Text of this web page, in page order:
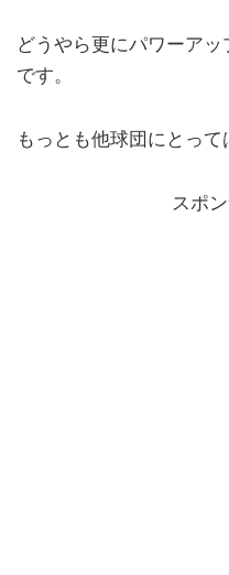
どうやら更にパワーア
です。
もっとも他球団にとって
スポ